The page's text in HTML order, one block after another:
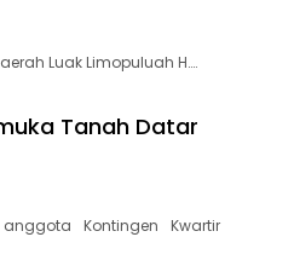
Luak Limopuluah H….
Tanah Datar
anggota Kontingen Kwartir